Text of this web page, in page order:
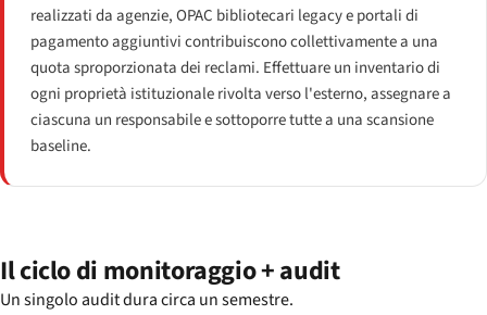
realizzati da agenzie, OPAC bibliotecari legacy e portali di
pagamento aggiuntivi contribuiscono collettivamente a una
quota sproporzionata dei reclami. Effettuare un inventario di
ogni proprietà istituzionale rivolta verso l'esterno, assegnare a
ciascuna un responsabile e sottoporre tutte a una scansione
baseline.
Il ciclo di monitoraggio + audit
Un singolo audit dura circa un semestre.